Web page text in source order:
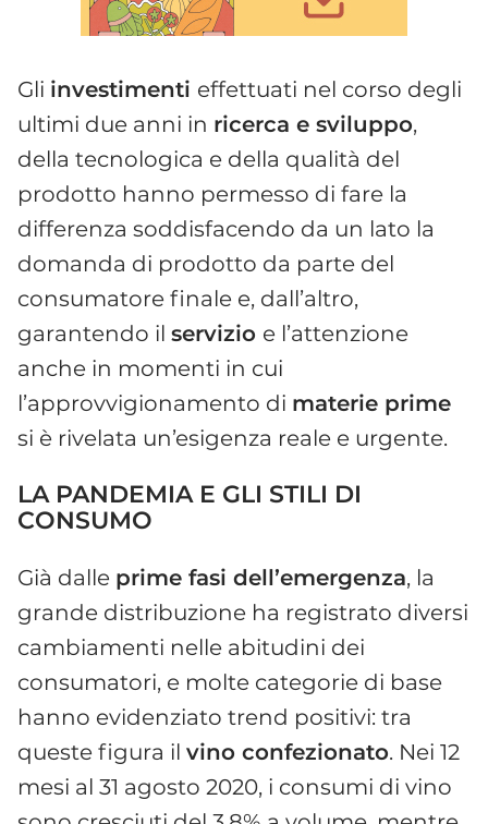
Gli investimenti effettuati nel corso degli
ultimi due anni in ricerca e sviluppo,
della tecnologica e della qualità del
prodotto hanno permesso di fare la
differenza soddisfacendo da un lato la
domanda di prodotto da parte del
consumatore finale e, dall’altro,
garantendo il servizio e l’attenzione
anche in momenti in cui
l’approvvigionamento di materie prime
si è rivelata un’esigenza reale e urgente.
LA PANDEMIA E GLI STILI DI
CONSUMO
Già dalle prime fasi dell’emergenza, la
grande distribuzione ha registrato diversi
cambiamenti nelle abitudini dei
consumatori, e molte categorie di base
hanno evidenziato trend positivi: tra
queste figura il vino confezionato. Nei 12
mesi al 31 agosto 2020, i consumi di vino